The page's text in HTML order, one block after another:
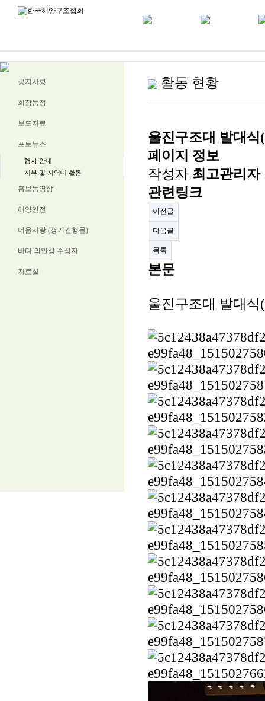
공지사항
회장동정
보도자료
포토뉴스
행사 안내
지부 및 지역대 활동
홍보동영상
해양안전
너울사랑 (정기간행물)
바다 의인상 수상자
자료실
활동 현황
울진구조대 발대식
페이지 정보
작성자 최고관리자
관련링크
이전글
다음글
목록
본문
울진구조대 발대식